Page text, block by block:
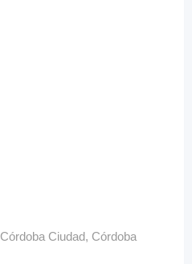
Córdoba Ciudad, Córdoba